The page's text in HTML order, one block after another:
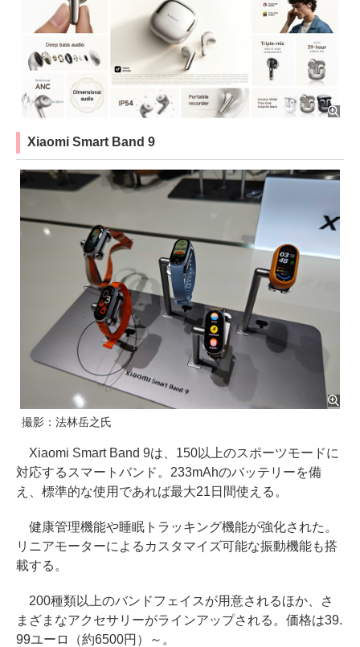
Xiaomi Smart Band 9
撮影：法林岳之氏
Xiaomi Smart Band 9は、150以上のスポーツモードに
対応するスマートバンド。233mAhのバッテリーを備
え、標準的な使用であれば最大21日間使える。
健康管理機能や睡眠トラッキング機能が強化された。
リニアモーターによるカスタマイズ可能な振動機能も搭
載する。
200種類以上のバンドフェイスが用意されるほか、さ
まざまなアクセサリーがラインアップされる。価格は39.
99ユーロ（約6500円）～。